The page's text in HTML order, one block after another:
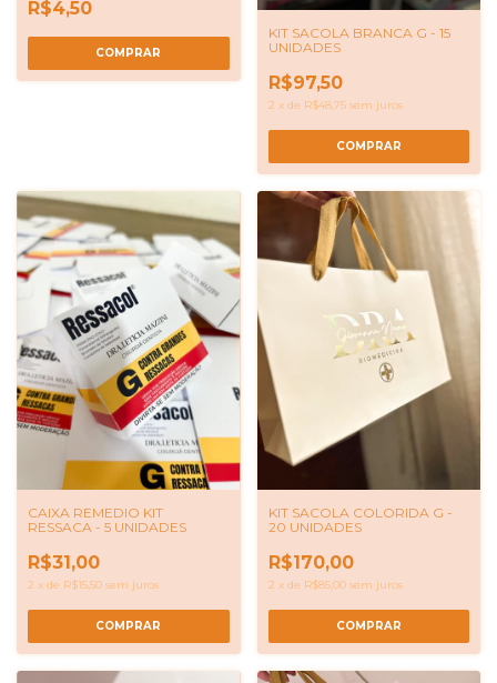
R$4,50
KIT SACOLA BRANCA G - 15
UNIDADES
R$97,50
2 x de R$48,75 sem juros
COMPRAR
CAIXA REMEDIO KIT
RESSACA - 5 UNIDADES
R$31,00
2 x de R$15,50 sem juros
KIT SACOLA COLORIDA G -
20 UNIDADES
R$170,00
2 x de R$85,00 sem juros
COMPRAR